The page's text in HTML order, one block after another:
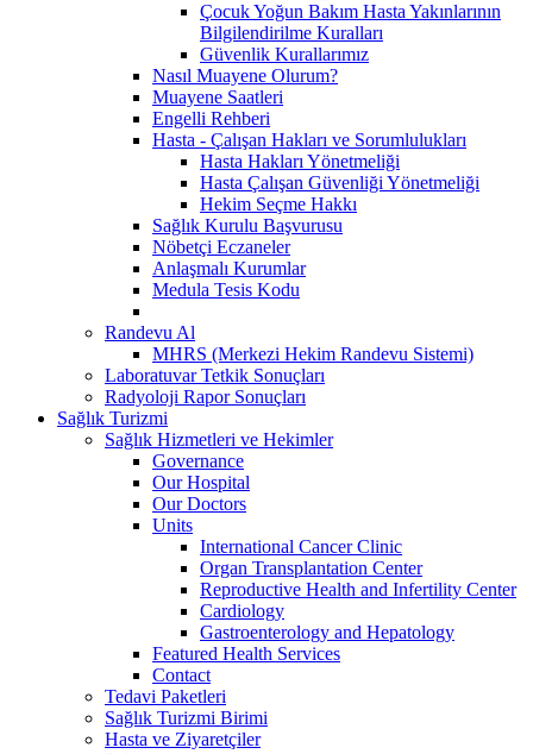
Çocuk Yoğun Bakım Hasta Yakınlarının
Bilgilendirilme Kuralları
Güvenlik Kurallarımız
Nasıl Muayene Olurum?
Muayene Saatleri
Engelli Rehberi
Hasta - Çalışan Hakları ve Sorumlulukları
Hasta Hakları Yönetmeliği
Hasta Çalışan Güvenliği Yönetmeliği
Hekim Seçme Hakkı
Sağlık Kurulu Başvurusu
Nöbetçi Eczaneler
Anlaşmalı Kurumlar
Medula Tesis Kodu
Randevu Al
MHRS (Merkezi Hekim Randevu Sistemi)
Laboratuvar Tetkik Sonuçları
Radyoloji Rapor Sonuçları
Sağlık Turizmi
Sağlık Hizmetleri ve Hekimler
Governance
Our Hospital
Our Doctors
Units
International Cancer Clinic
Organ Transplantation Center
Reproductive Health and Infertility Center
Cardiology
Gastroenterology and Hepatology
Featured Health Services
Contact
Tedavi Paketleri
Sağlık Turizmi Birimi
Hasta ve Ziyaretçiler